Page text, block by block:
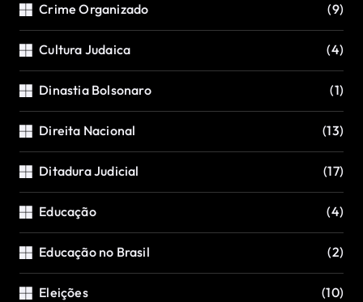
Crime Organizado (9)
Cultura Judaica (4)
Dinastia Bolsonaro (1)
Direita Nacional (13)
Ditadura Judicial (17)
Educação (4)
Educação no Brasil (2)
Eleições (10)